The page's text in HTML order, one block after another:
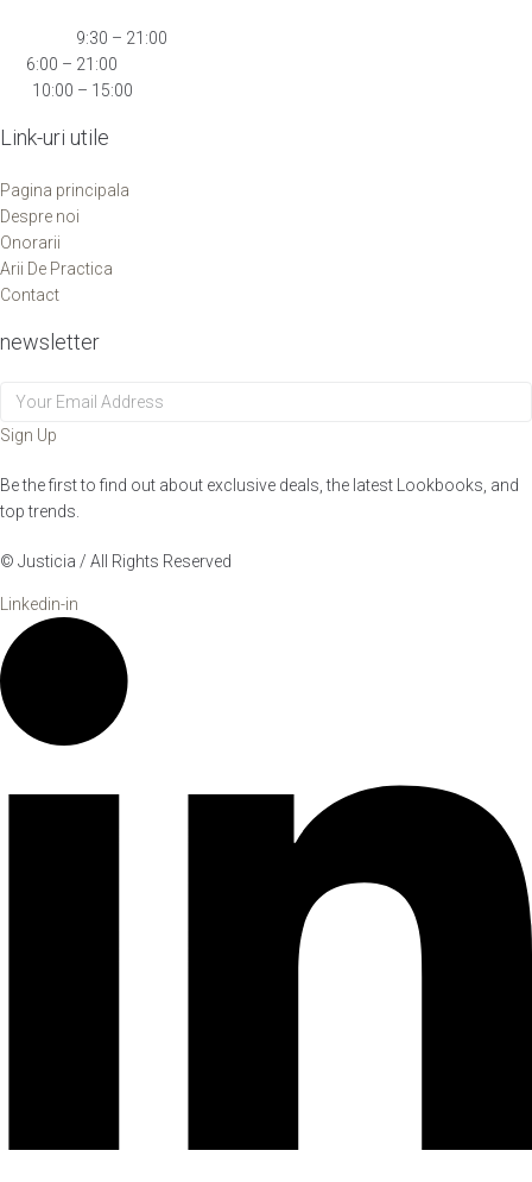
9:30 – 21:00
6:00 – 21:00
10:00 – 15:00
Link-uri utile
Pagina principala
Despre noi
Onorarii
Arii De Practica
Contact
newsletter
Sign Up
Be the first to find out about exclusive deals, the latest Lookbooks, and
top trends.
© Justicia / All Rights Reserved
Linkedin-in